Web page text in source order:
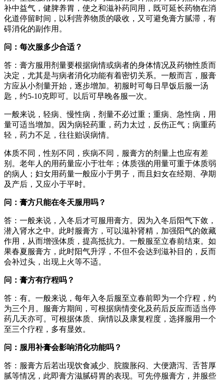
补中益气，健脾养胃，使之和滋补药同用，既可延长药物在消
化道停留时间，以利营养物质的吸收，又可避免膏方腻滞，有
碍消化的副作用。
问：每次服多少合适？
答：膏方服用剂量要根据病情或病者的身体情况及药物性质而
决定，尤其是与病者消化功能有着密切关系。一般而言，服膏
方应从小剂量开始，逐步增加。初服时可每日早饭后服一汤
匙，约5-10克即可。以后可早晚各服一次。
一般来说，轻病、慢性病，剂量不必过重；重病、急性病，用
量可适当增加。因为病轻药重，药力太过，反伤正气；病重药
轻，药力不足，往往贻误病情。
体质不同，性别不同，疾病不同，服膏方的剂量上也应有差
别。老年人的用药量应小于壮年；体质强的用量可重于体质弱
的病人；妇女用药量一般应小于男子，而且妇女在经期、孕期
及产后，又应小于平时。
问：膏方只能在冬天服用吗？
答：一般来说，入冬后才可服用膏方。因为入冬后阳气下敛，
潜入肾水之中。此时服膏方，可以滋补肾精，加强阳气的敛藏
作用，从而增强体质，提高抵抗力。一般服至立春前结束。如
果春夏服膏方，此时阳气升浮，不但不会达到滋补目的，反而
会补过头，出现上火等不适。
问：膏方有疗程吗？
答：有。一般来说，每年入冬后服至立春前即为一个疗程，约
为三个月。服膏方期间，可根据病情变化及药后反应而适当停
药几天亦可。可根据体质、病情以及康复程度，选择服用一个
至三个疗程，多有显效。
问：服用补膏会影响消化功能吗？
答：服膏方后若出现饮食减少、脘腹胀闷、大便溏泻、舌苔厚
腻等情况，此即膏方滋腻碍胃的表现。可先停服膏方，并服些